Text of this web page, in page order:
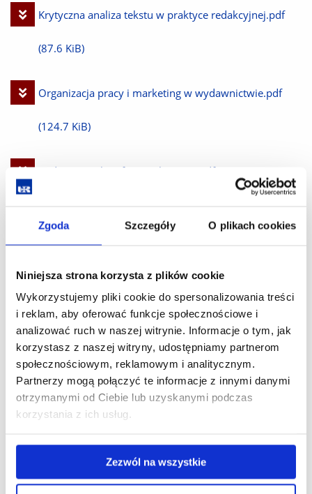
Zgoda Szczegóły O plikach cookies
Niniejsza strona korzysta z plików cookie
Wykorzystujemy pliki cookie do spersonalizowania treści
i reklam, aby oferować funkcje społecznościowe i
analizować ruch w naszej witrynie. Informacje o tym, jak
korzystasz z naszej witryny, udostępniamy partnerom
społecznościowym, reklamowym i analitycznym.
Partnerzy mogą połączyć te informacje z innymi danymi
otrzymanymi od Ciebie lub uzyskanymi podczas
korzystania z ich usług.
Zezwól na wszystkie
Pobierz
plik
Krytyczna analiza tekstu w praktyce redakcyjnej.pdf
(87.6 KiB)
Pobierz
plik
Organizacja pracy i marketing w wydawnictwie.pdf
(124.7 KiB)
Pobierz
Podstawy poligrafii współczesnej.pdf
plik
plik
mediach (do wyboru).pdf (77.5 KiB)
Pobierz
plik
Projektowanie publikacji.pdf (90.7 KiB)
Pobierz
plik
Retoryka i erystyka.pdf (143.2 KiB)